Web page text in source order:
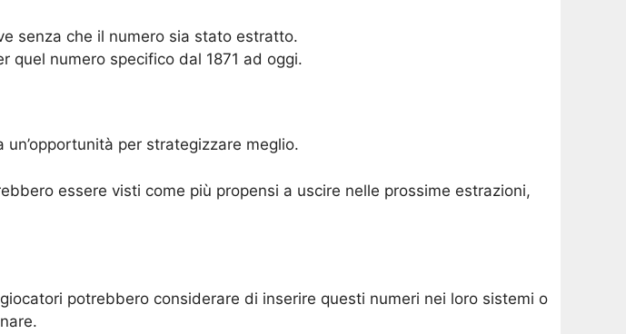
senza che il numero sia stato estratto.
quel numero specifico dal 1871 ad oggi.
per strategizzare meglio.
essere visti come più propensi a uscire nelle prossime estrazioni,
potrebbero considerare di inserire questi numeri nei loro sistemi o